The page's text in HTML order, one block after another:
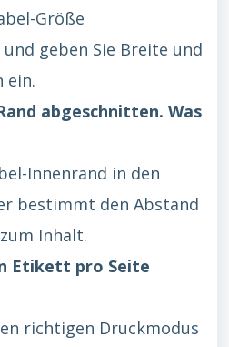
Größe
geben Sie Breite und
ein.
abgeschnitten. Was
Innenrand in den
bestimmt den Abstand
Inhalt.
Etikett pro Seite
richtigen Druckmodus